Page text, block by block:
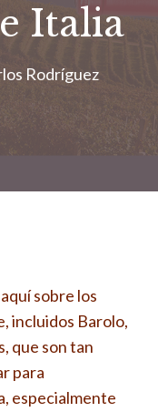
Italia
Rodríguez
sobre los
incluidos Barolo,
que son tan
para
especialmente